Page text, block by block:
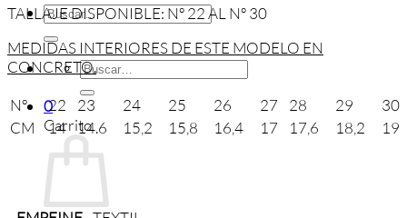
Buscar
por:
Buscar
por:
0
Carrito
TALLAJE DISPONIBLE: Nº 22 AL Nº 30
MEDIDAS INTERIORES DE ESTE MODELO EN
CONCRETO.
Nº
22 23 24 25 26 27 28 29
30
CM
14 14.6 15,2 15,8 16,4 17 17,6 18,2 19